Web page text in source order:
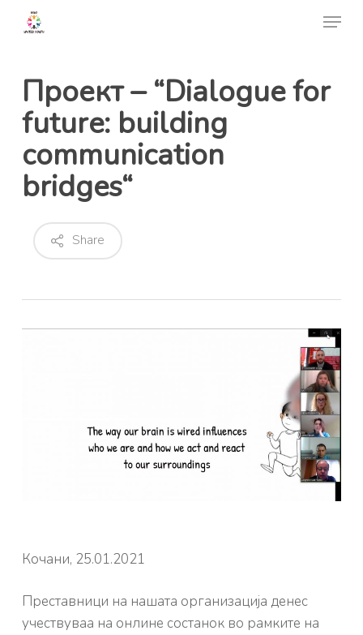
content
Menu
Проект – “Dialogue for
future: building
communication
bridges“
Share
Кочани, 25.01.2021
Преставници на нашата организација денес
учествуваа на онлине состанок во рамките на